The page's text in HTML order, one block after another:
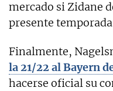
mercado si Zidane
presente
Finalmente,
la 21/22 al Bayern
hacerse oficial su